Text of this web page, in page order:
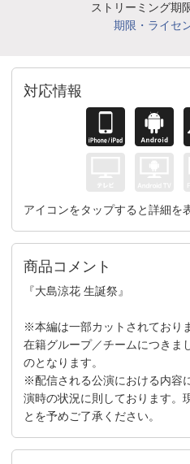
ストリーミング期
期限・ライセ
対応情報
アイコンをタップすると詳細を
商品コメント
『大島涼花 生誕祭』
※本編は一部カットされており
在籍グループ／チームにつきま
のとなります。
※配信される公演における内容
演時の状況に則しております。
とを予めご了承ください。